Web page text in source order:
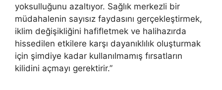
yoksulluğunu azaltıyor. Sağlık merkezli bir
müdahalenin sayısız faydasını gerçekleştirmek,
iklim değişikliğini hafifletmek ve halihazırda
hissedilen etkilere karşı dayanıklılık oluşturmak
için şimdiye kadar kullanılmamış fırsatların
kilidini açmayı gerektirir.”